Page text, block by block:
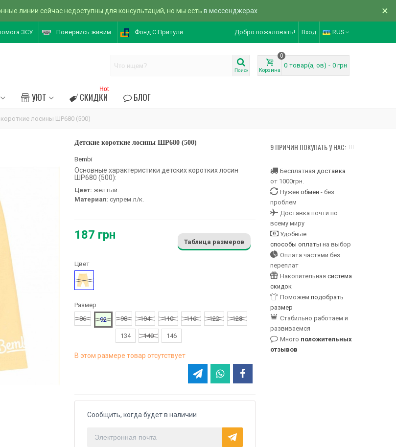
линии сейчас недоступны для консультаций, но мы есть в мессенджерах ×
ЗСУ Повернись живим Фонд С.Притули Добро пожаловать! Вход RUS
Поиск Корзина
0
0 товар(а, ов) - 0 грн
УЮТ СКИДКИ
Hot
БЛОГ
лосины ШР680 (500)
Детские короткие лосины ШР680 (500)
Bembi
Основные характеристики детских коротких лосин
ШР680 (500):
Цвет: желтый.
Материал: супрем л/к.
187 грн
Таблица размеров
Цвет
Желтый
Размер
86
92 98 104 110 116 122 128
134 140 146
В этом размере товар отсутствует
Сообщить, когда будет в наличии
9 ПРИЧИН ПОКУПАТЬ У НАС:
Бесплатная доставка
от 1000грн.
Нужен обмен - без
проблем
Доставка почти по
всему миру
Удобные
способы оплаты на выбор
Оплата частями без
переплат
Накопительная система
скидок
Поможем подобрать
размер
Стабильно работаем и
развиваемся
Много положительных
отзывов